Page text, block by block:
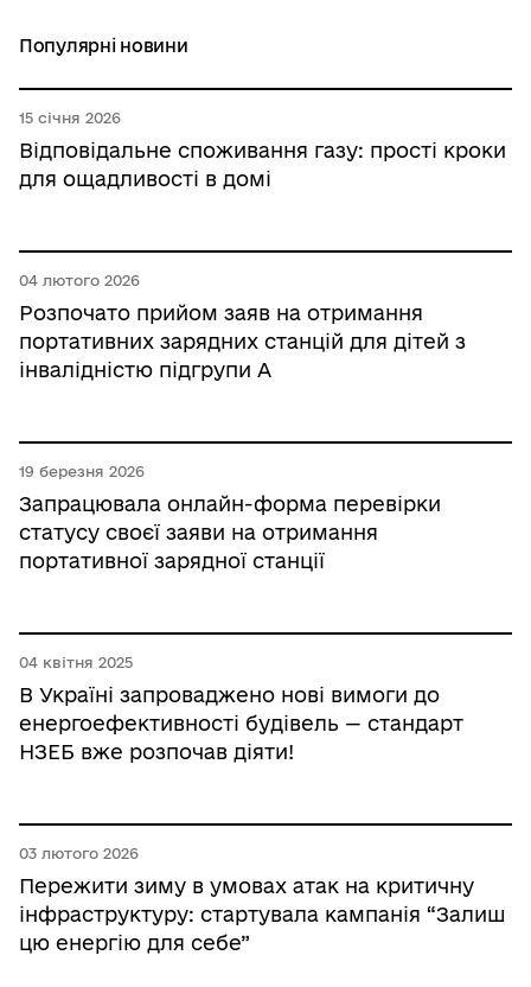
Популярні новини
15 січня 2026
Відповідальне споживання газу: прості кроки
для ощадливості в домі
04 лютого 2026
Розпочато прийом заяв на отримання
портативних зарядних станцій для дітей з
інвалідністю підгрупи А
19 березня 2026
Запрацювала онлайн-форма перевірки
статусу своєї заяви на отримання
портативної зарядної станції
04 квітня 2025
В Україні запроваджено нові вимоги до
енергоефективності будівель — стандарт
НЗЕБ вже розпочав діяти!
03 лютого 2026
Пережити зиму в умовах атак на критичну
інфраструктуру: стартувала кампанія “Залиш
цю енергію для себе”